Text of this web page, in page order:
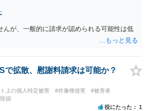
する損害賠償責任が認められる可能性があり
いずれも過剰ではなく、必要な方向性です。
とはいえません。ゲスト購入の廃止は購入者
その人が被写体本人であることまでは確認
時の販売保留・手動レビューは特に重要で
成は、検知するだけでなく、原則として販売
とすべきです。フォレンジック透かしは転売
ですが、不正購入や同意前の公開自体を防ぐ
廃止、申出時の即時非公開化、未購入映像
る必要があります。実際の画面、照合ロジッ
んが、一般的に請求が認められる可能性は低
で拡散、慰謝料請求は可能か？
上の個人特定被害 #肖像権侵害
#被害者
損
役にたった 1